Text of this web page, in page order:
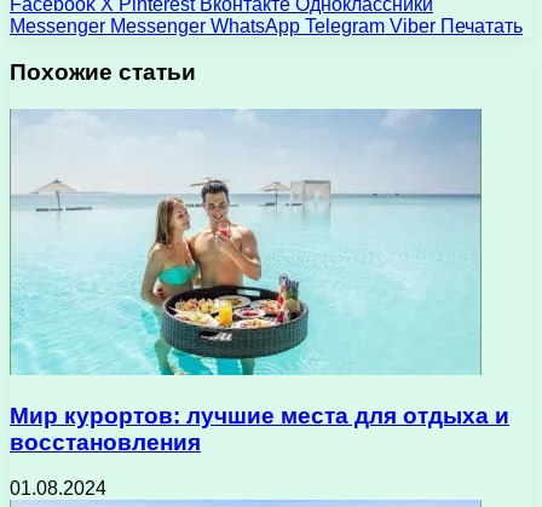
Messenger Messenger WhatsApp Telegram Viber Печатать
Похожие статьи
Мир курортов: лучшие места для отдыха и
восстановления
01.08.2024